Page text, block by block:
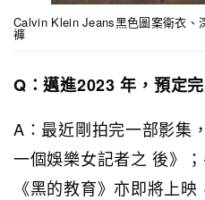
Calvin Klein Jeans黑色圖案衛衣、
褲
Q：邁進2023 年，預定
A：最近剛拍完一部影集
一個娛樂女記者之 後》
《黑的教育》亦即將上